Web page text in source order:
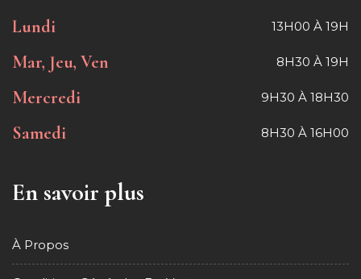
Lundi 13H00 À 19H
Mar, Jeu, Ven 8H30 À 19H
Mercredi 9H30 À 18H30
Samedi 8H30 À 16H00
En savoir plus
À Propos